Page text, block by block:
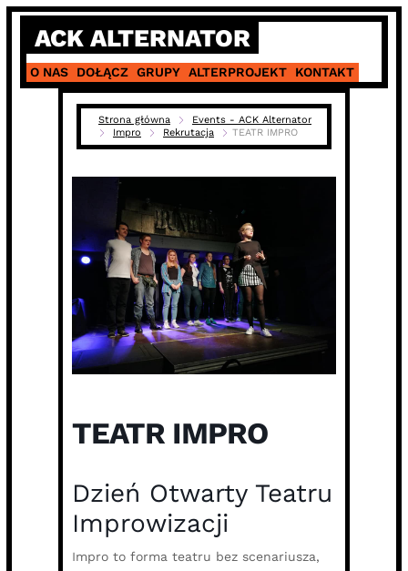
Skip
content
ACK ALTERNATOR
O NAS DOŁĄCZ GRUPY ALTERPROJEKT KONTAKT
Strona główna
Events - ACK Alternator
Impro
Rekrutacja TEATR IMPRO
TEATR IMPRO
Dzień Otwarty Teatru
Improwizacji
Impro to forma teatru bez scenariusza,